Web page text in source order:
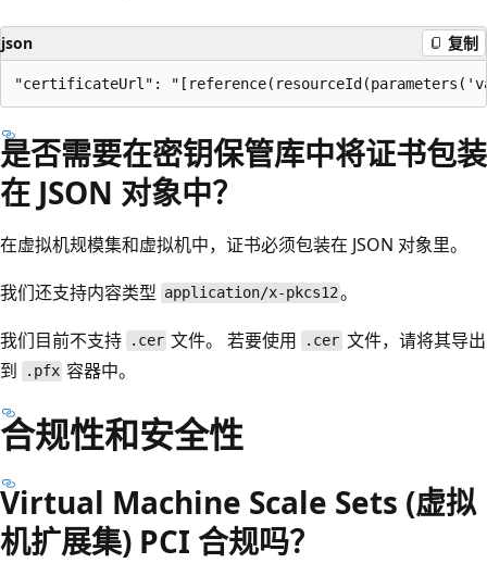
json 复制
是否需要在密钥保管库中将证书包装
在 JSON 对象中？
在虚拟机规模集和虚拟机中，证书必须包装在 JSON 对象里。
我们还支持内容类型 application/x-pkcs12。
我们目前不支持
.cer 文件。 若要使用 .cer文件，请将其导出
到
.pfx 容器中。
合规性和安全性
Virtual Machine Scale Sets (虚拟
机扩展集) PCI 合规吗？